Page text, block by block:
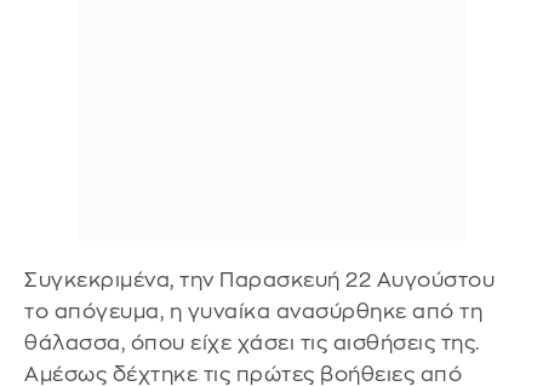
Συγκεκριμένα, την Παρασκευή 22 Αυγούστου
το απόγευμα, η γυναίκα ανασύρθηκε από τη
θάλασσα, όπου είχε χάσει τις αισθήσεις της.
Αμέσως δέχτηκε τις πρώτες βοήθειες από